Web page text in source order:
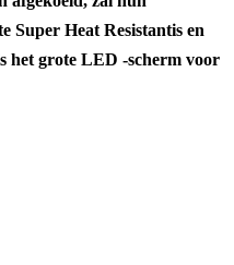
Super Heat Resistantis en
het grote LED -scherm voor